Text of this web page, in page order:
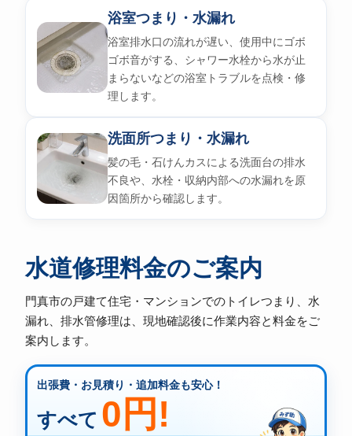
浴室つまり・水漏れ
浴室排水口の流れが遅い、使用中にゴボ
ゴボ音がする、シャワー水栓から水が止
まらないなどの浴室トラブルを点検・修
理します。
洗面所つまり・水漏れ
髪の毛・石けんカスによる洗面台の排水
不良や、水栓・収納内部への水漏れを原
因箇所から確認します。
水道修理料金のご案内
門真市の戸建て住宅・マンションでのトイレつまり、水
漏れ、排水管修理は、現地確認後に作業内容と料金をご
案内します。
出張費・お見積り・追加料金も安心！
すべて 0円!